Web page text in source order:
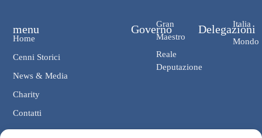
Governo
Gran
Maestro
Reale
Deputazione
Delegazioni
Italia
Mondo
menu
Home
Cenni Storici
News & Media
Charity
Contatti